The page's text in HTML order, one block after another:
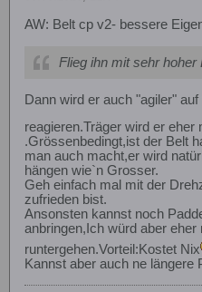
AW: Belt cp v2- bessere
Flieg ihn mit sehr hoher
Dann wird er auch "agiler"
reagieren.Träger wird er eher
.Grössenbedingt,ist der Belt
man auch macht,er wird
hängen wie`n Grosser.
Geh einfach mal mit der
zufrieden bist.
Ansonsten kannst noch
anbringen,Ich würd aber eher
runtergehen.Vorteil:Kostet Nix
Kannst aber auch ne längere